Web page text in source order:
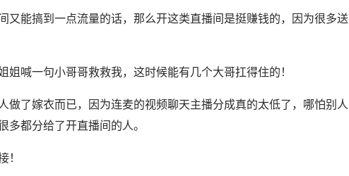
又能搞到一点流量的话，那么开这类直播间是挺赚钱的，因为很多送
姐喊一句小哥哥救救我，这时候能有几个大哥扛得住的！
做了嫁衣而已，因为连麦的视频聊天主播分成真的太低了，哪怕别人
多都分给了开直播间的人。
！